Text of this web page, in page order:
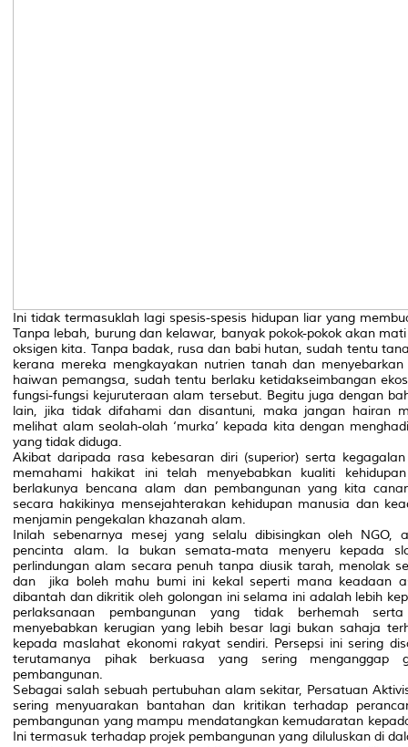
Ini tidak termasuklah lagi spesis-spesis hidupan liar yang
Tanpa lebah, burung dan kelawar, banyak pokok-pokok akan
oksigen kita. Tanpa badak, rusa dan babi hutan, sudah tentu
kerana mereka mengkayakan nutrien tanah dan menyebarkan
haiwan pemangsa, sudah tentu berlaku ketidakseimbangan
fungsi-fungsi kejuruteraan alam tersebut. Begitu juga dengan
lain, jika tidak difahami dan disantuni, maka jangan hairan
melihat alam seolah-olah ‘murka’ kepada kita dengan
yang tidak diduga.
Akibat daripada rasa kebesaran diri (superior) serta
memahami hakikat ini telah menyebabkan kualiti
berlakunya bencana alam dan pembangunan yang kita
secara hakikinya mensejahterakan kehidupan manusia dan
menjamin pengekalan khazanah alam.
Inilah sebenarnya mesej yang selalu dibisingkan oleh NGO,
pencinta alam. Ia bukan semata-mata menyeru kepada
perlindungan alam secara penuh tanpa diusik tarah, menolak
dan
jika boleh mahu bumi ini kekal seperti mana keadaan
dibantah dan dikritik oleh golongan ini selama ini adalah lebih
perlaksanaan pembangunan yang tidak berhemah
menyebabkan kerugian yang lebih besar lagi bukan sahaja
kepada maslahat ekonomi rakyat sendiri. Persepsi ini sering
terutamanya pihak berkuasa yang sering menganggap
pembangunan.
Sebagai salah sebuah pertubuhan alam sekitar, Persatuan
sering menyuarakan bantahan dan kritikan terhadap
pembangunan yang mampu mendatangkan kemudaratan
Ini termasuk terhadap projek pembangunan yang diluluskan di